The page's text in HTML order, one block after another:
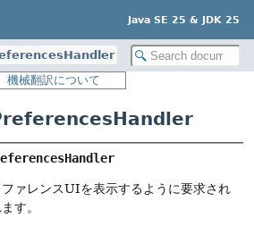
Java SE 25 & JDK 25
機械翻訳について
PreferencesHandler
ァレンスUIを表示するように要求され
す。